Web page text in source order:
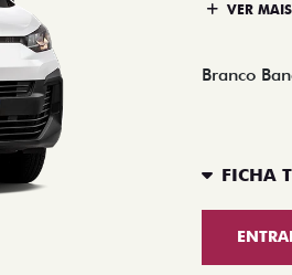
VER MAIS
Branco
FICHA